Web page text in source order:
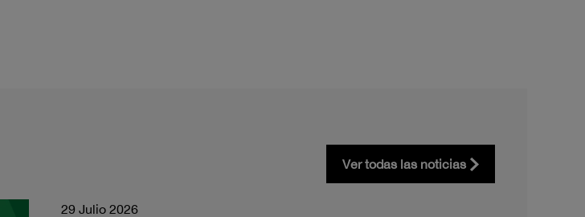
Ver todas las noticias
29 Julio 2026